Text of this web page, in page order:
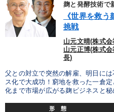
松下幸之助 企業成長 節
マネジメント
一倉定
※「更新」を押すと「タグ・キーワード」を
麹と発酵技術で
《世界を救
挑戦
山元文晴(株式
山元正博(株式
長)
父との対立で突然の解雇、明日に
ス化で大成功！窮地を救った一倉
化まで市場が広がる麹ビジネスと
形 態